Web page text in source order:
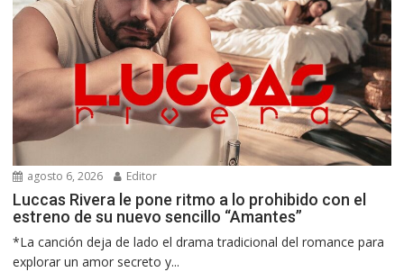
agosto 6, 2026 Editor
Luccas Rivera le pone ritmo a lo prohibido con el
estreno de su nuevo sencillo “Amantes”
*La canción deja de lado el drama tradicional del romance para
explorar un amor secreto y...